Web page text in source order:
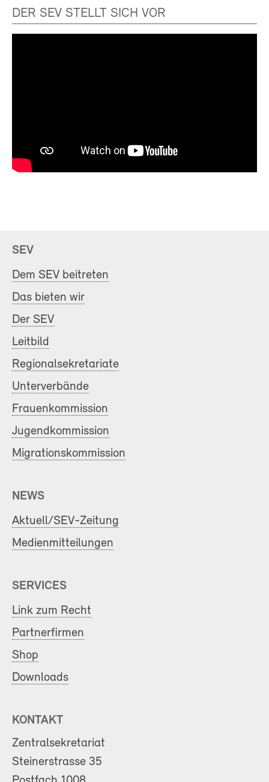
DER SEV STELLT SICH VOR
SEV
Dem SEV beitreten
Das bieten wir
Der SEV
Leitbild
Regionalsekretariate
Unterverbände
Frauenkommission
Jugendkommission
Migrationskommission
NEWS
Aktuell/SEV-Zeitung
Medienmitteilungen
SERVICES
Link zum Recht
Partnerfirmen
Shop
Downloads
KONTAKT
Zentralsekretariat
Steinerstrasse 35